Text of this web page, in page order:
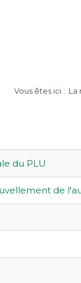
Vous êtes ici : La
du PLU
de